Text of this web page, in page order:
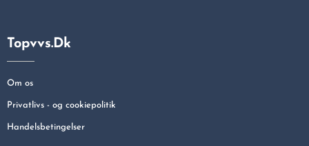
Topvvs.dk
Om os
Privatlivs - og cookiepolitik
Handelsbetingelser